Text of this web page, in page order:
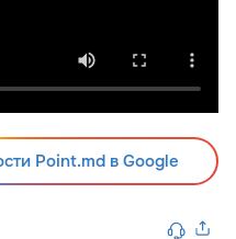
Point.md в Google